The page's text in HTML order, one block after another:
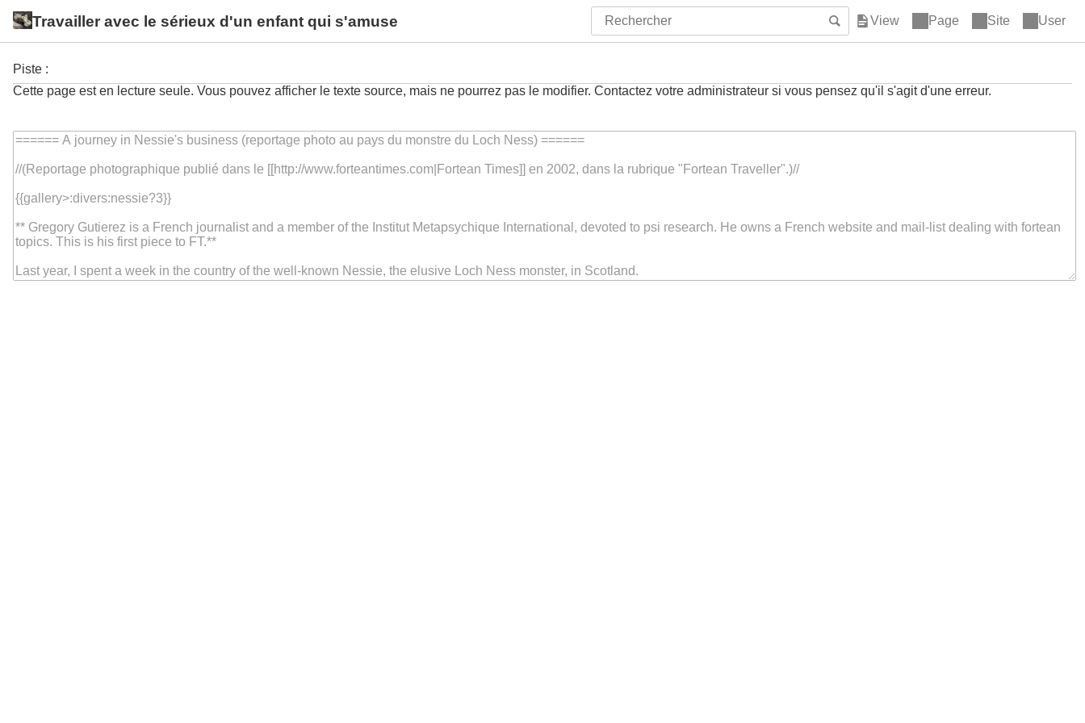
Travailler avec le sérieux d'un enfant qui s'amuse Page Site User
Piste :
Cette page est en lecture seule. Vous pouvez afficher le texte source, mais ne pourrez pas le modifier. Contactez votre administrateur si vous pensez qu'il s'agit d'une erreur.